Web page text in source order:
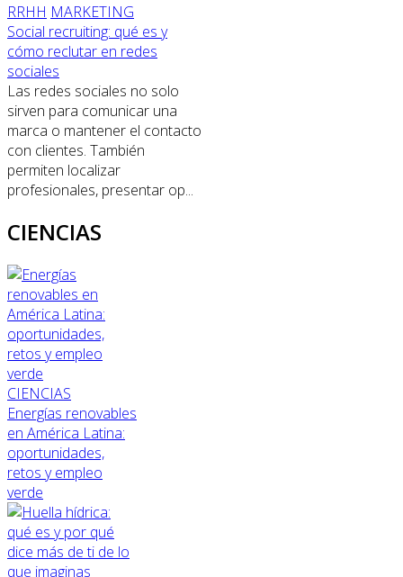
RRHH MARKETING
Social recruiting: qué es y
cómo reclutar en redes
sociales
Las redes sociales no solo
sirven para comunicar una
marca o mantener el contacto
con clientes. También
permiten localizar
profesionales, presentar op...
CIENCIAS
CIENCIAS
Energías renovables
en América Latina:
oportunidades,
retos y empleo
verde